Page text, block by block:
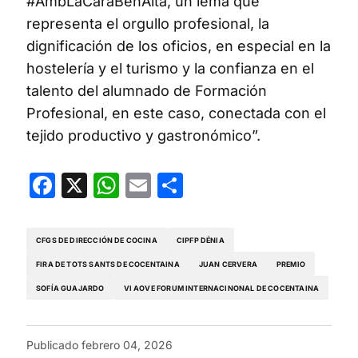
representa el orgullo profesional, la
dignificación de los oficios, en especial en la
hostelería y el turismo y la confianza en el
talento del alumnado de Formación
Profesional, en este caso, conectada con el
tejido productivo y gastronómico”.
Facebook
X WhatsApp
Email
CFGS DE DIRECCIÓN DE COCINA CIPFP DÉNIA
FIRA DE TOTS SANTS DE COCENTAINA JUAN CERVERA PREMIO
SOFÍA GUAJARDO VI AOVE FORUM INTERNACINONAL DE COCENTAINA
Publicado febrero 04, 2026